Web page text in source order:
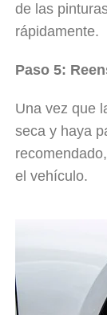
de las
rápidamente.
Paso 5:
Una vez que
seca y haya
recomendado,
el vehículo.